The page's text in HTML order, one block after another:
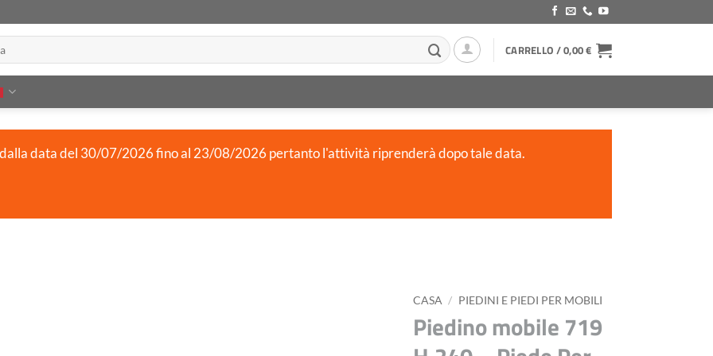
CARRELLO /0,00€
dalla data del 30/07/2026 fino al 23/08/2026 pertanto l'attività riprenderà dopo tale data.
CASA / PIEDINI E PIEDI PER MOBILI
Piedino mobile 719